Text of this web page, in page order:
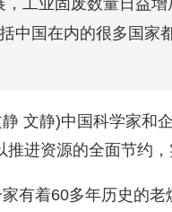
恒生聚
，工业固废数量日益
中国在内的很多国家
文静)中国科学家和
推进资源的全面节约
有着60多年历史的